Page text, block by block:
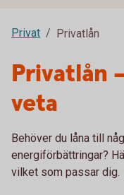
Privat Privatlån
Privatlån
veta
Behöver du låna till
energiförbättringar?
vilket som passar dig.